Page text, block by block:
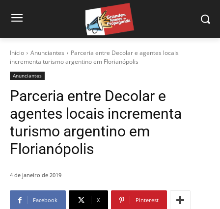
Início Anunciantes
Parceria entre Decolar e agentes locais
incrementa turismo argentino em Florianópolis
Anunciantes
Parceria entre Decolar e
agentes locais incrementa
turismo argentino em
Florianópolis
4 de janeiro de 2019
Facebook X Pinterest